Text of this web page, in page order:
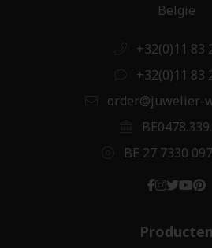
België
+32(0)11 83
+32(0)11 83
order@juwelier-
BE 27 7330
Producten